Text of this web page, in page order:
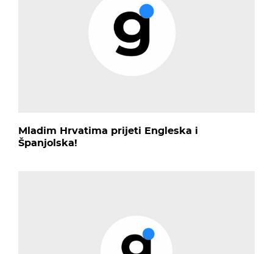
Mladim Hrvatima prijeti Engleska i
Španjolska!